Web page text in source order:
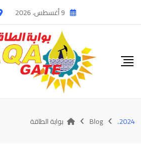
to
9 أغسطس، 2026
2024.
Blog بوابة الطاقة